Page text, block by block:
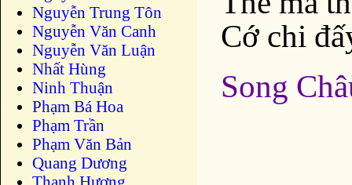
Nguyễn Trung Tôn
Nguyễn Văn Canh
Nguyễn Văn Luận
Nhất Hùng
Ninh Thuận
Phạm Bá Hoa
Phạm Trần
Phạm Văn Bản
Quang Dương
Thanh Hương
Cớ chi
Song